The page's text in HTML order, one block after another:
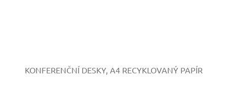
KONFERENČNÍ DESKY, A4 RECYKLOVANÝ PAPÍR